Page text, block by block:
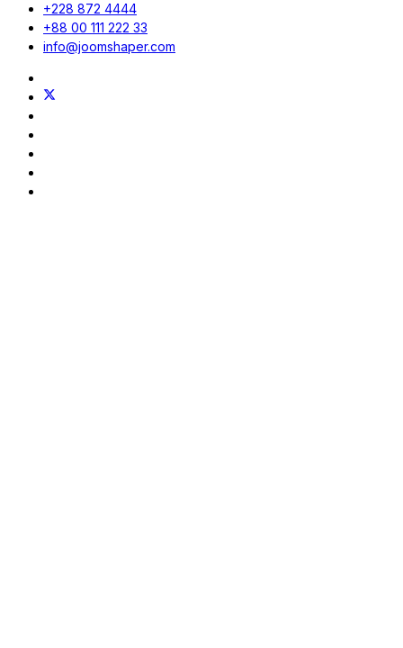
+228 872 4444
+88 00 111 222 33
info@joomshaper.com